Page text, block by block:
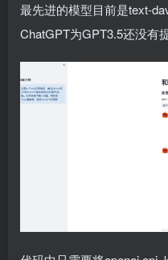
最先进的模型目前是text-
ChatGPT为GPT3.5还没有